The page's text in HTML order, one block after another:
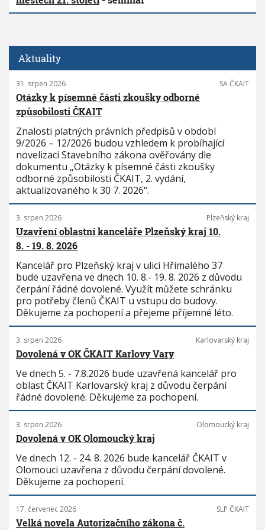
Aktuality
31. srpen 2026 SA ČKAIT
Otázky k písemné části zkoušky odborné
způsobilosti ČKAIT
Znalosti platných právních předpisů v období
9/2026 – 12/2026 budou vzhledem k probíhající
novelizaci Stavebního zákona ověřovány dle
dokumentu „Otázky k písemné části zkoušky
odborné způsobilosti ČKAIT, 2. vydání,
aktualizovaného k 30 7. 2026“.
3. srpen 2026 Plzeňský kraj
Uzavření oblastní kanceláře Plzeňský kraj 10.
8. - 19. 8. 2026
Kancelář pro Plzeňský kraj v ulici Hřímalého 37
bude uzavřena ve dnech 10. 8.- 19. 8. 2026 z důvodu
čerpání řádné dovolené. Využít můžete schránku
pro potřeby členů ČKAIT u vstupu do budovy.
Děkujeme za pochopení a přejeme příjemné léto.
3. srpen 2026 Karlovarský kraj
Dovolená v OK ČKAIT Karlovy Vary
Ve dnech 5. - 7.8.2026 bude uzavřená kancelář pro
oblast ČKAIT Karlovarský kraj z důvodu čerpání
řádné dovolené. Děkujeme za pochopení.
3. srpen 2026 Olomoucký kraj
Dovolená v OK Olomoucký kraj
Ve dnech 12. - 24. 8. 2026 bude kancelář ČKAIT v
Olomouci uzavřena z důvodu čerpání dovolené.
Děkujeme za pochopení.
17. červenec 2026 SLP ČKAIT
Velká novela Autorizačního zákona č.